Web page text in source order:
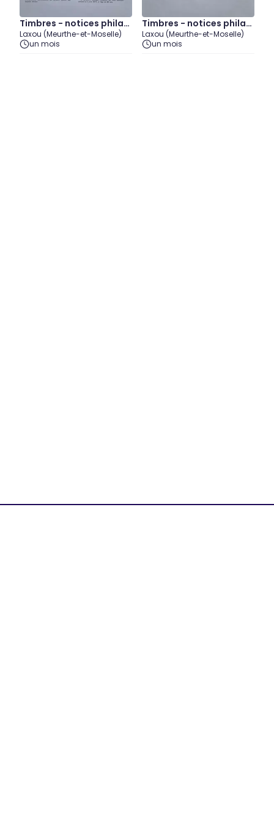
Timbres - notices philat
éliques - 1975 (lot2)
Laxou (Meurthe-et-Moselle)
un mois
Timbres - notices philat
éliques - 1975 (lot3)
Laxou (Meurthe-et-Moselle)
un mois